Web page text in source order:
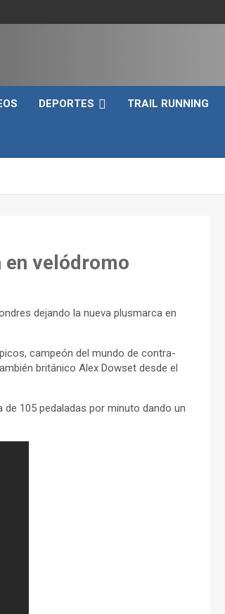
DEPORTES TRAIL RUNNING
en velódromo
dejando la nueva plusmarca en
campeón del mundo de contra-
británico Alex Dowset desde el
105 pedaladas por minuto dando un